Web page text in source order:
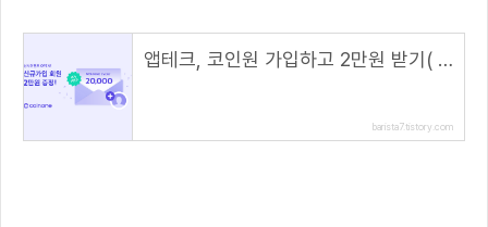
앱테크, 코인원 가입하고 2만원 받기( 초대 코드 : 5G7TC772 )
barista7.tistory.com